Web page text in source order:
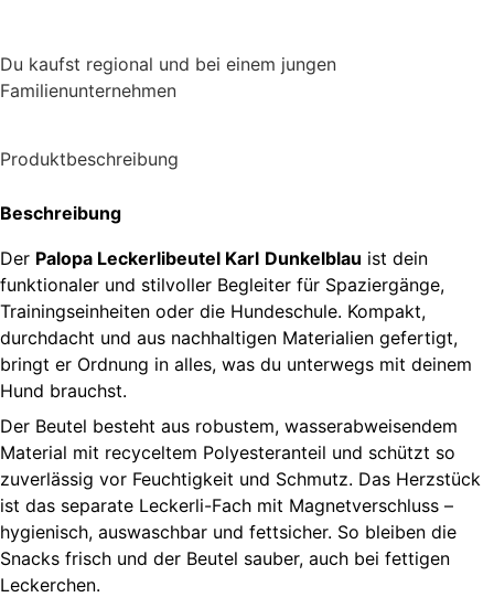
Du kaufst regional und bei einem jungen
Familienunternehmen
Produktbeschreibung
Beschreibung
Der Palopa Leckerlibeutel Karl Dunkelblau ist dein
funktionaler und stilvoller Begleiter für Spaziergänge,
Trainingseinheiten oder die Hundeschule. Kompakt,
durchdacht und aus nachhaltigen Materialien gefertigt,
bringt er Ordnung in alles, was du unterwegs mit deinem
Hund brauchst.
Der Beutel besteht aus robustem, wasserabweisendem
Material mit recyceltem Polyesteranteil und schützt so
zuverlässig vor Feuchtigkeit und Schmutz. Das Herzstück
ist das separate Leckerli-Fach mit Magnetverschluss –
hygienisch, auswaschbar und fettsicher. So bleiben die
Snacks frisch und der Beutel sauber, auch bei fettigen
Leckerchen.